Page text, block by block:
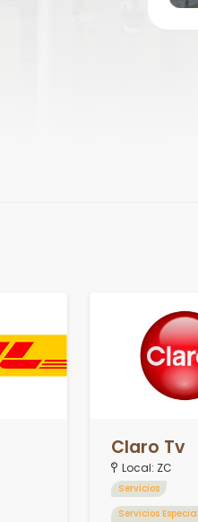
Claro Tv
Local: ZC
Servicios
Servicios